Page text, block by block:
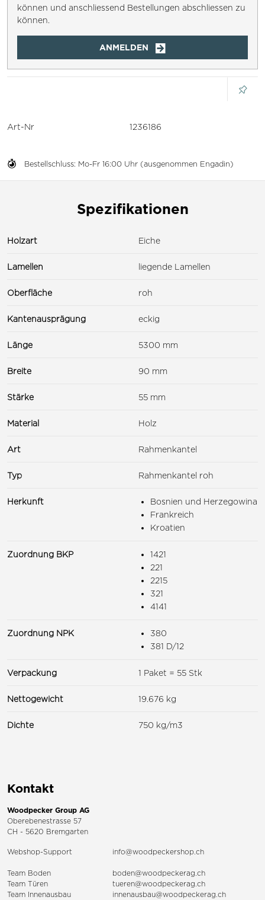
können und anschliessend Bestellungen abschliessen zu
können.
ANMELDEN
Bestellschluss: Mo-Fr 16:00 Uhr (ausgenommen Engadin)
Art-Nr 1236186
Spezifikationen
Holzart Eiche
Lamellen liegende Lamellen
Oberfläche roh
Kantenausprägung eckig
Länge 5300 mm
Breite 90 mm
Stärke 55 mm
Material Holz
Art Rahmenkantel
Typ Rahmenkantel roh
Herkunft
Bosnien und Herzegowina
Frankreich
Kroatien
Zuordnung BKP
1421
221
2215
321
4141
Zuordnung NPK
380
381 D/12
Verpackung 1 Paket = 55 Stk
Nettogewicht 19.676 kg
Dichte 750 kg/m3
Kontakt
Woodpecker Group AG
Oberebenestrasse 57
CH - 5620 Bremgarten
Webshop-Support info@woodpeckershop.ch
Team Boden
boden@woodpeckerag.ch
Team Türen
tueren@woodpeckerag.ch
Team Innenausbau
innenausbau@woodpeckerag.ch